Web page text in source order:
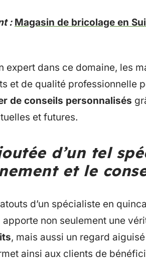
: Magasin de bricolage en
expert dans ce domaine, les
et de qualité professionnelle
de conseils personnalisés
et futures.
d’un tel
et le
d’un spécialiste en
apporte non seulement une
, mais aussi un regard
ainsi aux clients de